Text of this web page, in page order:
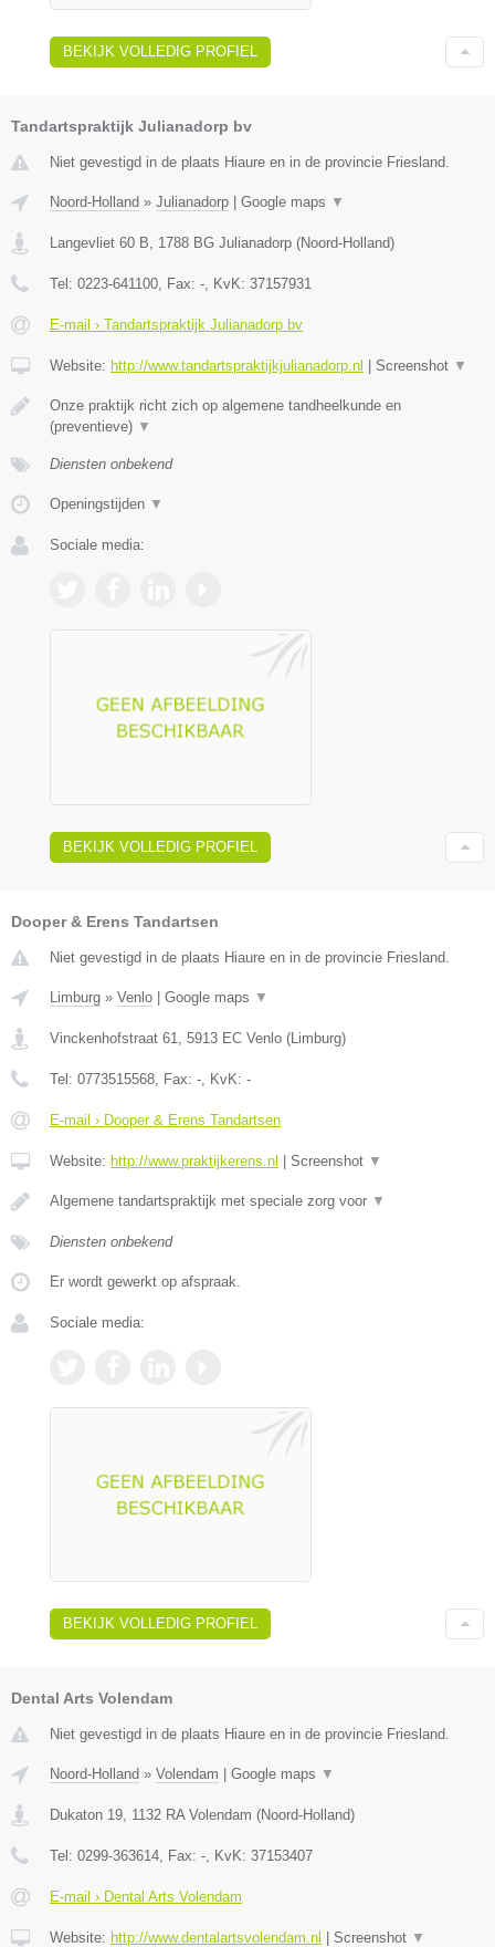
BEKIJK VOLLEDIG PROFIEL
Tandartspraktijk Julianadorp bv
Niet gevestigd in de plaats Hiaure en in de provincie Friesland.
Noord-Holland » Julianadorp Google maps ▼
Langevliet 60 B, 1788 BG Julianadorp (Noord-Holland)
Tel: 0223-641100, Fax: -, KvK: 37157931
E-mail › Tandartspraktijk Julianadorp bv
Website: http://www.tandartspraktijkjulianadorp.nl Screenshot ▼
Onze praktijk richt zich op algemene tandheelkunde en
(preventieve) ▼
Diensten onbekend
Openingstijden ▼
Sociale media:
BEKIJK VOLLEDIG PROFIEL
Dooper & Erens Tandartsen
Niet gevestigd in de plaats Hiaure en in de provincie Friesland.
Limburg » Venlo Google maps ▼
Vinckenhofstraat 61 5913 EC Venlo ( Limburg)
Tel: 0773515568 , Fax: - , KvK: -
E-mail › Dooper & Erens Tandartsen
Website: http://www.praktijkerens.nl Screenshot ▼
Algemene tandartspraktijk met speciale zorg voor ▼
Diensten onbekend
Er wordt gewerkt op afspraak.
Sociale media:
BEKIJK VOLLEDIG PROFIEL
Dental Arts Volendam
Niet gevestigd in de plaats Hiaure en in de provincie Friesland.
Noord-Holland » Volendam Google maps ▼
Dukaton 19, 1132 RA Volendam (Noord-Holland)
Tel: 0299-363614, Fax: -, KvK: 37153407
E-mail › Dental Arts Volendam
Website: http://www.dentalartsvolendam.nl Screenshot ▼